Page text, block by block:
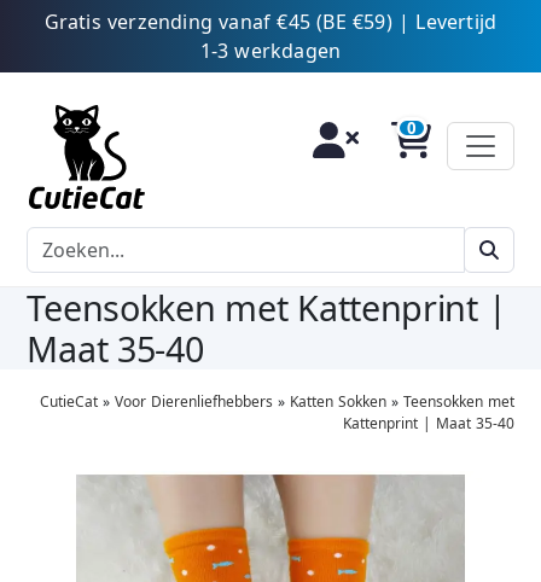
Gratis verzending vanaf €45 (BE €59) | Levertijd
1-3 werkdagen
Teensokken met Kattenprint |
Maat 35-40
CutieCat» Voor Dierenliefhebbers » Katten Sokken» Teensokken met
Kattenprint | Maat 35-40